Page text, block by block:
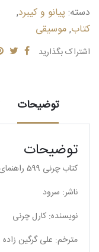
پیانو)
عدد
دسته: پیانو و کیبرد,
کتاب,موسیقی
اشتراک بگذارید
توضیحات
توضیحات
کتاب چرنی 599 راهنمای نخستین در تکنیک پیانو
ناشر: سرود
نویسنده: کارل چرنی
مترخم: علی گرگین زاده